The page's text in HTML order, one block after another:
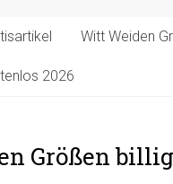
Witt Weiden
2026
Größen billig